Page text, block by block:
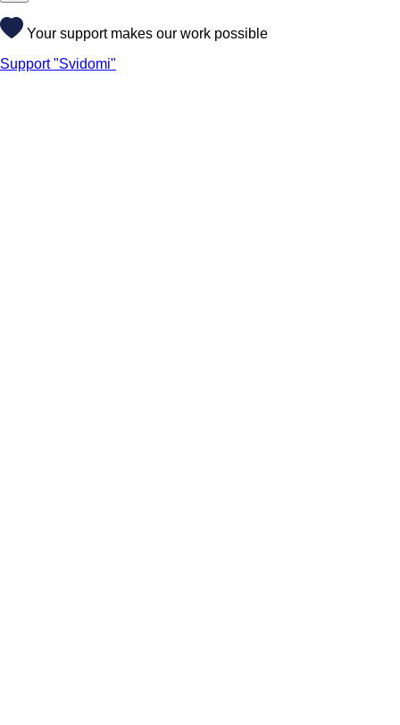
Your support makes our work possible
Support "Svidomi"